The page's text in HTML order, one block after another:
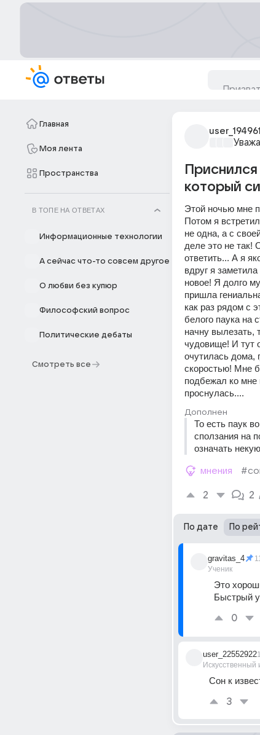
Главная
Моя лента
Пространства
В ТОПЕ НА ОТВЕТАХ
Информационные технологии
А сейчас что-то совсем другое
О любви без купюр
Философский вопрос
Политические дебаты
Смотреть все
который
Этой ночью мне
Потом я
не одна, а с
деле это не так!
ответить... А я
вдруг я
новое! Я долго
пришла
как раз рядом с
белого паука на
начну вылезать,
чудовище! И тут
очутилась дома,
скоростью! Мне
подбежал ко мне
проснулась....
Дополнен
То есть паук
сползания на
означать
мнения
2 2
По дате По
gravitas_4
Ученик
Это
Быстрый
0
user_22552922
Искусственный
Сон к
3